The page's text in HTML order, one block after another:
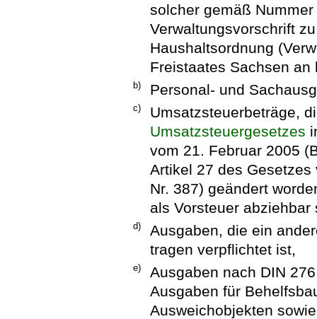
solcher gemäß
Verwaltungsvorschrift
Haushaltsordnung
Freistaates Sachsen
b) Personal- und
c)
Umsatzsteuerbeträge,
Umsatzsteuergesetzes
vom 21. Februar 2005
Artikel 27 des
Nr. 387) geändert
als Vorsteuer abziehbar
d)
Ausgaben, die ein
tragen verpflichtet ist,
e)
Ausgaben nach DIN
Ausgaben für
Ausweichobjekten